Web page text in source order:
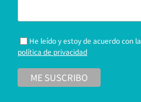
He leído y estoy de acuerdo con la
política de privacidad